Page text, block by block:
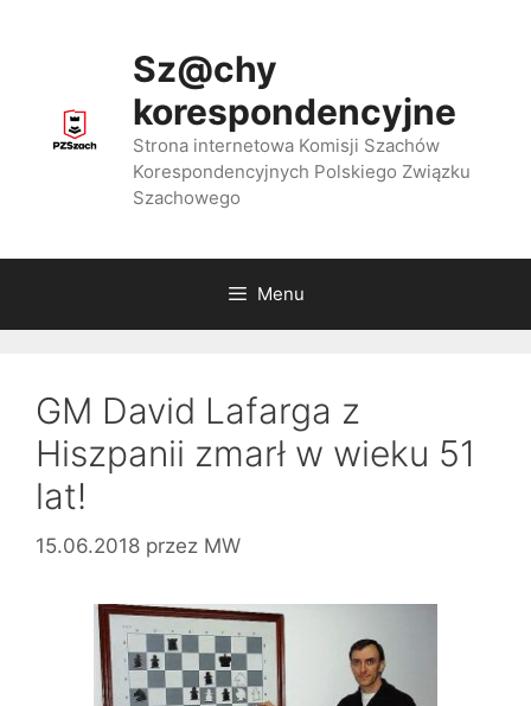
Sz@chy
korespondencyjne
Strona internetowa Komisji Szachów
Korespondencyjnych Polskiego Związku
Szachowego
Menu
GM David Lafarga z
Hiszpanii zmarł w wieku 51
lat!
15.06.2018 przez MW